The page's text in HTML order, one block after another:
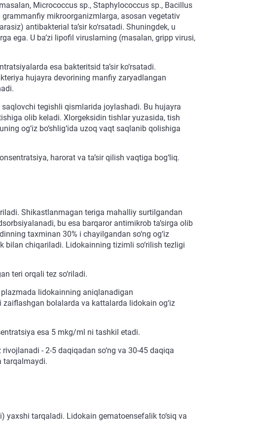
Micrococcus sp., Staphylococcus sp., Bacillus
mikroorganizmlarga, asosan vegetativ
antibakterial ta’sir ko‘rsatadi. Shuningdek, u
ega. U ba’zi lipofil viruslarning (masalan, gripp virusi,
esa bakteritsid ta’sir ko‘rsatadi.
hujayra devorining manfiy zaryadlangan
tegishli qismlarida joylashadi. Bu hujayra
olib keladi. Xlorgeksidin tishlar yuzasida, tish
og‘iz bo‘shlig‘ida uzoq vaqt saqlanib qolishiga
harorat va ta’sir qilish vaqtiga bog‘liq.
Shikastlanmagan teriga mahalliy surtilgandan
bu esa barqaror antimikrob ta’sirga olib
taxminan 30% i chayilgandan so‘ng og‘iz
bilan chiqariladi. Lidokainning tizimli so‘rilish tezligi
teri orqali tez so‘riladi.
plazmada lidokainning aniqlanadigan
bolalarda va kattalarda lidokain og‘iz
esa 5 mkg/ml ni tashkil etadi.
- 2-5 daqiqadan so‘ng va 30-45 daqiqa
tarqalmaydi.
yaxshi tarqaladi. Lidokain gematoensefalik to‘siq va